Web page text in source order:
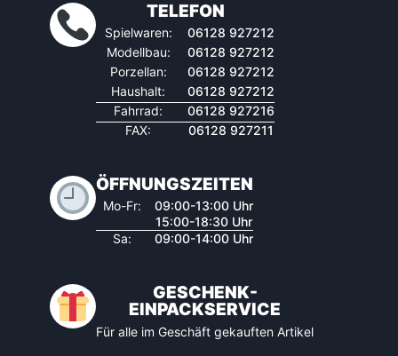
TELEFON
Spielwaren:
06128 927212
Modellbau:
06128 927212
Porzellan:
06128 927212
Haushalt:
06128 927212
Fahrrad:
06128 927216
FAX:
06128 927211
ÖFFNUNGSZEITEN
Mo-Fr:
09:00-13:00 Uhr
15:00-18:30 Uhr
Sa:
09:00-14:00 Uhr
GESCHENK-
EINPACKSERVICE
Für alle im Geschäft gekauften Artikel